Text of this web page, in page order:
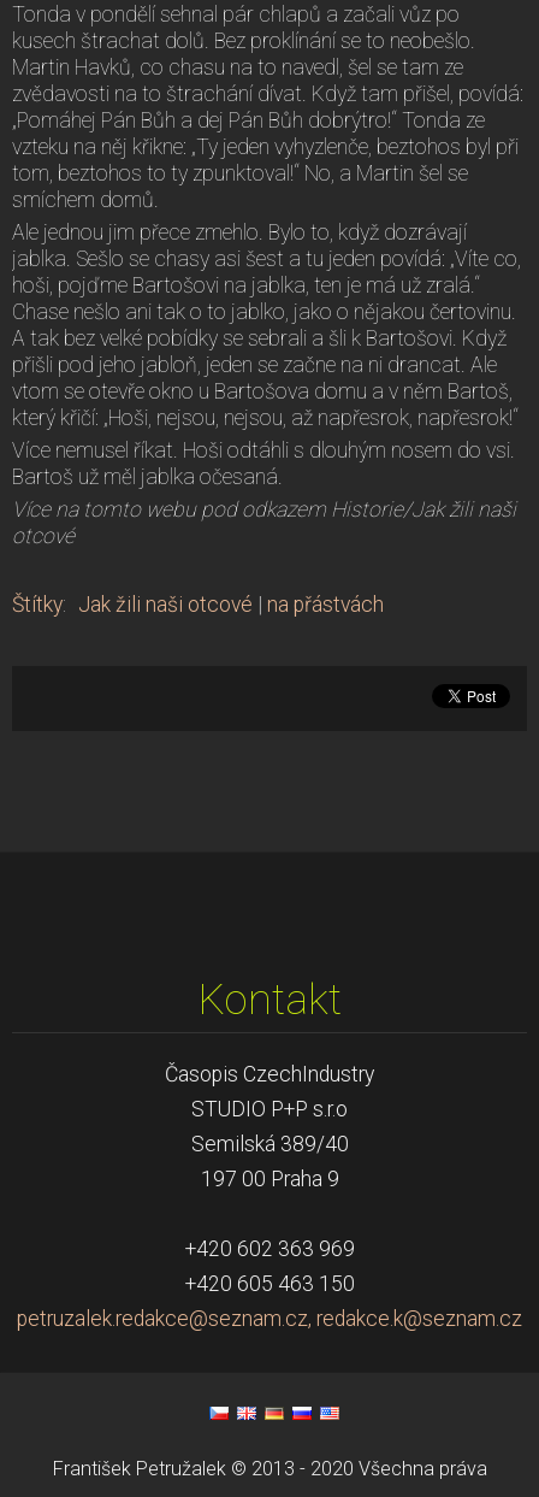
Tonda v pondělí sehnal pár chlapů a začali vůz po
kusech štrachat dolů. Bez proklínání se to neobešlo.
Martin Havků, co chasu na to navedl, šel se tam ze
zvědavosti na to štrachání dívat. Když tam přišel, povídá:
„Pomáhej Pán Bůh a dej Pán Bůh dobrýtro!“ Tonda ze
vzteku na něj křikne: „Ty jeden vyhyzlenče, beztohos byl při
tom, beztohos to ty zpunktoval!“ No, a Martin šel se
smíchem domů.
Ale jednou jim přece zmehlo. Bylo to, když dozrávají
jablka. Sešlo se chasy asi šest a tu jeden povídá: „Víte co,
hoši, pojďme Bartošovi na jablka, ten je má už zralá.“
Chase nešlo ani tak o to jablko, jako o nějakou čertovinu.
A tak bez velké pobídky se sebrali a šli k Bartošovi. Když
přišli pod jeho jabloň, jeden se začne na ni drancat. Ale
vtom se otevře okno u Bartošova domu a v něm Bartoš,
který křičí: „Hoši, nejsou, nejsou, až napřesrok, napřesrok!“
Více nemusel říkat. Hoši odtáhli s dlouhým nosem do vsi.
Bartoš už měl jablka očesaná.
Více na tomto webu pod odkazem Historie/Jak žili naši
otcové
Štítky: Jak žili naši otcové | na přástvách
Kontakt
Časopis CzechIndustry
STUDIO P+P s.r.o
Semilská 389/40
197 00 Praha 9
+420 602 363 969
+420 605 463 150
petruzalek.redakce@seznam.cz, redakce.k@seznam.cz
František Petružalek © 2013 - 2020 Všechna práva